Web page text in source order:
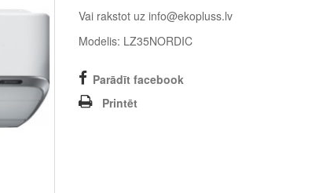
Vai rakstot uz info@ekopluss.lv
Modelis: LZ35NORDIC
Parādīt facebook
Printēt